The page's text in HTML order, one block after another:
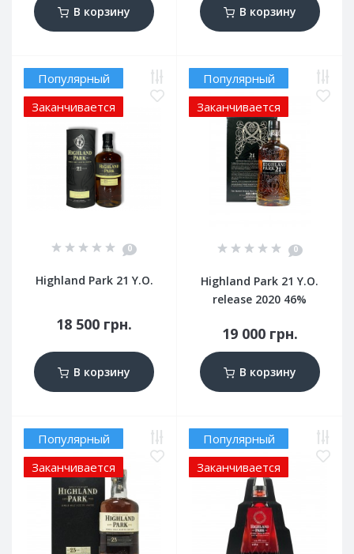
В корзину В корзину
Популярный
Заканчивается
0
Highland Park 21 Y.O.
18 500 грн.
В корзину
Популярный
Заканчивается
0
Highland Park 21 Y.O.
release 2020 46%
19 000 грн.
В корзину
Популярный
Заканчивается
Популярный
Заканчивается